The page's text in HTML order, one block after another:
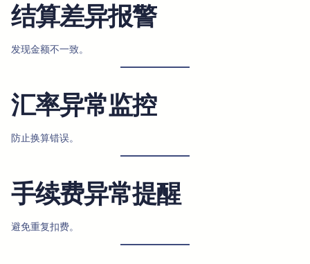
结算差异报警
发现金额不一致。
汇率异常监控
防止换算错误。
手续费异常提醒
避免重复扣费。